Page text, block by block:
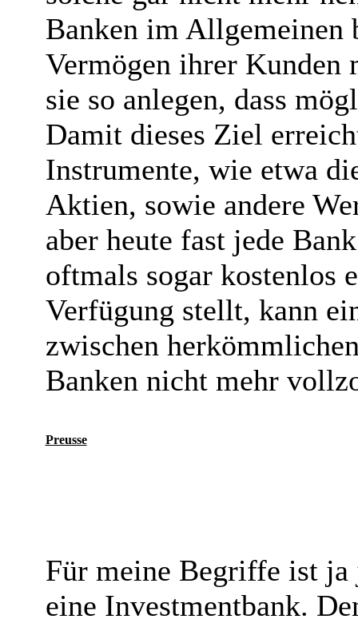
Banken im Allgemeinen
Vermögen ihrer
sie so anlegen, dass
Damit dieses Ziel
Instrumente, wie etwa
Aktien, sowie andere
aber heute fast jede
oftmals sogar kostenlos
Verfügung stellt, kann
zwischen
Banken nicht mehr
Preusse
Für meine Begriffe ist
eine Investmentbank.